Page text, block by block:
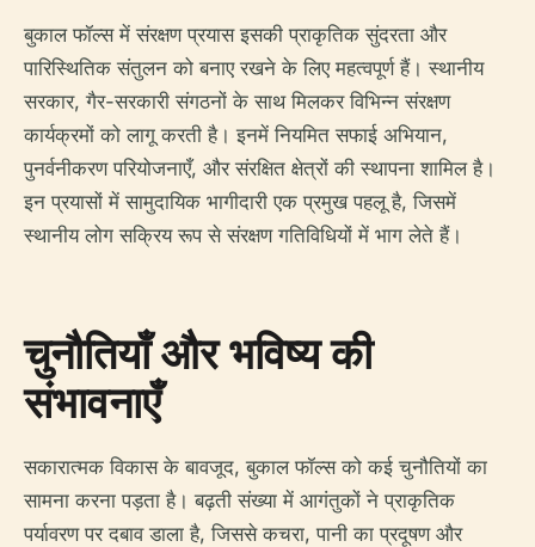
बुकाल फॉल्स में संरक्षण प्रयास इसकी प्राकृतिक सुंदरता और
पारिस्थितिक संतुलन को बनाए रखने के लिए महत्वपूर्ण हैं। स्थानीय
सरकार, गैर-सरकारी संगठनों के साथ मिलकर विभिन्न संरक्षण
कार्यक्रमों को लागू करती है। इनमें नियमित सफाई अभियान,
पुनर्वनीकरण परियोजनाएँ, और संरक्षित क्षेत्रों की स्थापना शामिल है।
इन प्रयासों में सामुदायिक भागीदारी एक प्रमुख पहलू है, जिसमें
स्थानीय लोग सक्रिय रूप से संरक्षण गतिविधियों में भाग लेते हैं।
चुनौतियाँ और भविष्य की
संभावनाएँ
सकारात्मक विकास के बावजूद, बुकाल फॉल्स को कई चुनौतियों का
सामना करना पड़ता है। बढ़ती संख्या में आगंतुकों ने प्राकृतिक
पर्यावरण पर दबाव डाला है, जिससे कचरा, पानी का प्रदूषण और